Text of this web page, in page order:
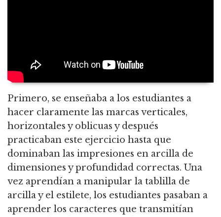
Primero, se enseñaba a los estudiantes a
hacer claramente las marcas verticales,
horizontales y oblicuas y después
practicaban este ejercicio hasta que
dominaban las impresiones en arcilla de
dimensiones y profundidad correctas. Una
vez aprendían a manipular la tablilla de
arcilla y el estilete, los estudiantes pasaban a
aprender los caracteres que transmitían